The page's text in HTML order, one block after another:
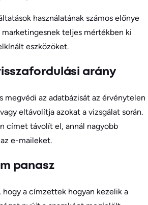
használatának számos előnye
teljes mértékben ki
eszközöket.
arány
megvédi az adatbázisát az érvénytelen
eltávolítja azokat a vizsgálat során.
címet távolít el, annál nagyobb
e-maileket.
panasz
a címzettek hogyan kezelik a